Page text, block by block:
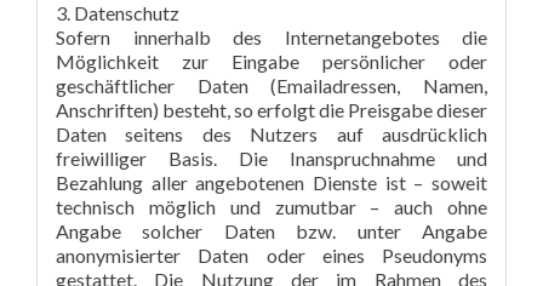
3. Datenschutz
Sofern innerhalb des Internetangebotes die
Möglichkeit zur Eingabe persönlicher oder
geschäftlicher Daten (Emailadressen, Namen,
Anschriften) besteht, so erfolgt die Preisgabe dieser
Daten seitens des Nutzers auf ausdrücklich
freiwilliger Basis. Die Inanspruchnahme und
Bezahlung aller angebotenen Dienste ist – soweit
technisch möglich und zumutbar – auch ohne
Angabe solcher Daten bzw. unter Angabe
anonymisierter Daten oder eines Pseudonyms
gestattet. Die Nutzung der im Rahmen des